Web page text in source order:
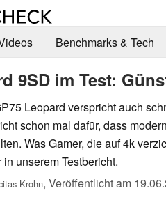
Benchmarks & Tech
9SD im Test:
Leopard verspricht auch
schon mal dafür, dass
Was Gamer, die auf 4k
unserem Testbericht.
Krohn, Veröffentlicht am